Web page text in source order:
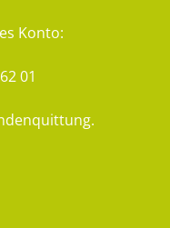
Konto:
01